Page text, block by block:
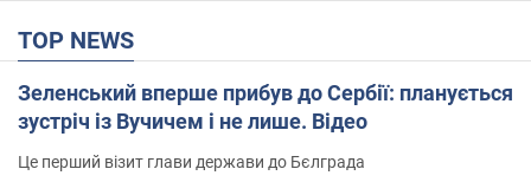
TOP NEWS
Зеленський вперше прибув до Сербії: планується
зустріч із Вучичем і не лише. Відео
Це перший візит глави держави до Бєлграда